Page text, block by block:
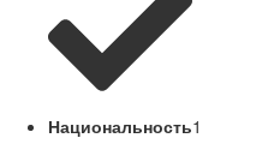
Национальность1